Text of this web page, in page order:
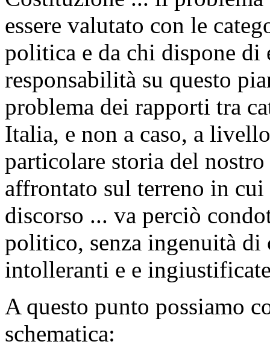
essere valutato con le
politica e da chi dispone
responsabilità su questo
problema dei rapporti tra
Italia, e non a caso, a
particolare storia del
affrontato sul terreno in
discorso ... va perciò
politico, senza ingenuità di
intolleranti e e
A questo punto possiamo
schematica: